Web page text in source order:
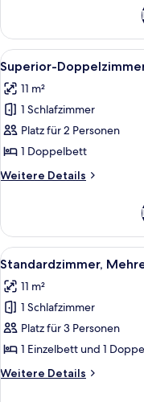
Doppelzimmer
Alle
Fotos
für
Superior-
Doppelzimmer
anzeigen
11
Superior-
11 m²
1 Schlafzimmer
Platz für 2 Personen
1 Doppelbett
Weitere Details
Weitere
Doppelzimmer
Alle
Fotos
für
Standardzimmer,
Mehrere
Betten
(Family
of
7
Standardzimmer,
11 m²
1 Schlafzimmer
Platz für 3 Personen
1 Einzelbett und 1
Weitere Details
Weitere